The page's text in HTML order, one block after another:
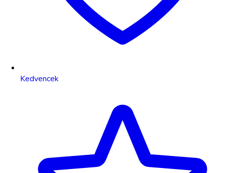
Kedvencek